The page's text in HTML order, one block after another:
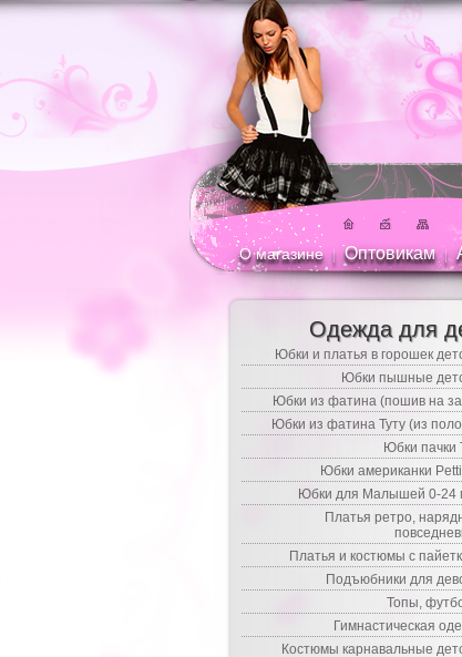
О магазине | Оптовикам |
Одежда для
Юбки и платья в горошек
Юбки пышные
Юбки из фатина (пошив на
Юбки из фатина Туту (из
Юбки пачки
Юбки американки
Юбки для Малышей 0-24
Платья ретро,
Платья и костюмы с
Подъюбники для
Топы,
Гимнастическая
Костюмы карнавальные